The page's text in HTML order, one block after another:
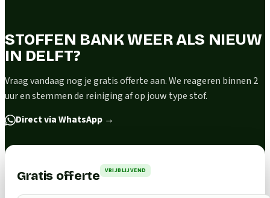
STOFFEN BANK WEER ALS NIEUW
IN DELFT?
Vraag vandaag nog je gratis offerte aan. We reageren binnen 2
uur en stemmen de reiniging af op jouw type stof.
Direct via WhatsApp →
Gratis offerte VRIJBLIJVEND